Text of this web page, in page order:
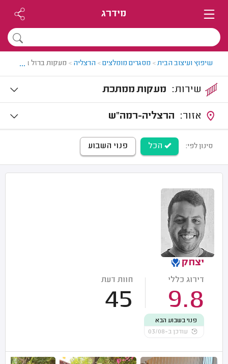
מידרג
שיפוץ ועיצוב הבית> מסגרים מומלצים> הרצליה > מעקות ברזל בהרצליה
...
מעקות ממתכת
הרצליה-רמה"ש
סינון לפי: הכל פנוי השבוע
יצחק
דירוג כללי
9.8
חוות דעת
45
פנוי בשבוע הבא
עודכן ב-03/08